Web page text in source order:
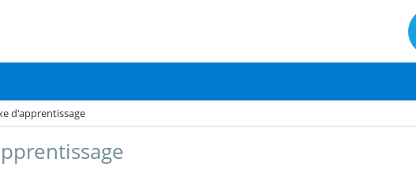
d'apprentissage